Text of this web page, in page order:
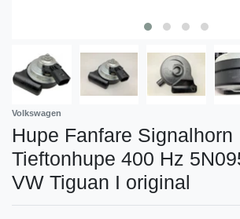
Volkswagen
Hupe Fanfare Signalhorn
Tieftonhupe 400 Hz
VW Tiguan I original